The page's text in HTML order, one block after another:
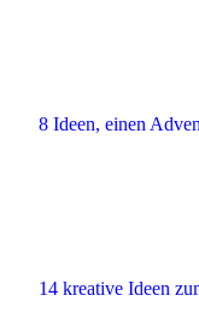
8 Ideen, einen
14 kreative Ideen